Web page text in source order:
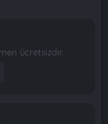
ücretsizdir.